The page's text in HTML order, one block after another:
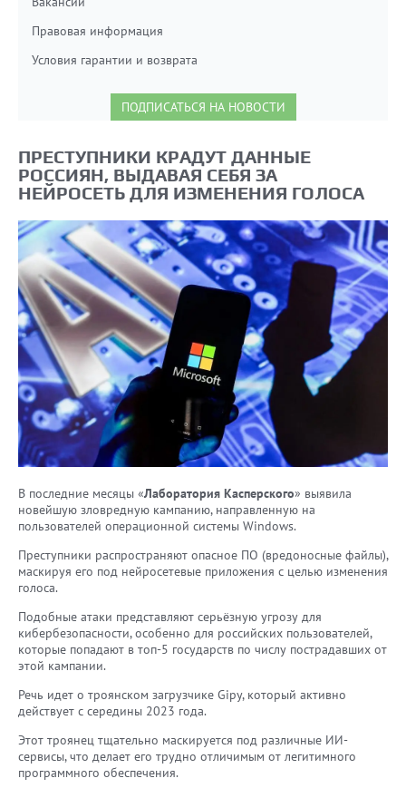
Правовая информация
Условия гарантии и возврата
ПОДПИСАТЬСЯ НА НОВОСТИ
ПРЕСТУПНИКИ КРАДУТ ДАННЫЕ
РОССИЯН, ВЫДАВАЯ СЕБЯ ЗА
НЕЙРОСЕТЬ ДЛЯ ИЗМЕНЕНИЯ ГОЛОСА
В последние месяцы «Лаборатория Касперского» выявила
новейшую зловредную кампанию, направленную на
пользователей операционной системы Windows.
Преступники распространяют опасное ПО (вредоносные файлы),
маскируя его под нейросетевые приложения с целью изменения
голоса.
Подобные атаки представляют серьёзную угрозу для
кибербезопасности, особенно для российских пользователей,
которые попадают в топ-5 государств по числу пострадавших от
этой кампании.
Речь идет о троянском загрузчике Gipy, который активно
действует с середины 2023 года.
Этот троянец тщательно маскируется под различные ИИ-
сервисы, что делает его трудно отличимым от легитимного
программного обеспечения.